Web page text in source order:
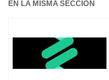
EN LA MISMA SECCIÓN